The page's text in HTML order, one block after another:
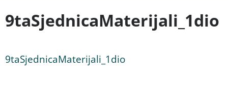
9taSjednicaMaterijali_1dio
9taSjednicaMaterijali_1dio